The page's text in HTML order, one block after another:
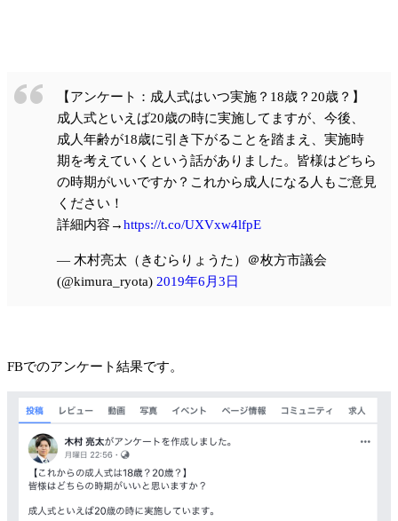
【アンケート：成人式はいつ実施？18歳？20歳？】
成人式といえば20歳の時に実施してますが、今後、
成人年齢が18歳に引き下がることを踏まえ、実施時
期を考えていくという話がありました。皆様はどちら
の時期がいいですか？これから成人になる人もご意見
ください！
詳細内容→https://t.co/UXVxw4lfpE
— 木村亮太（きむらりょうた）＠枚方市議会
(@kimura_ryota) 2019年6月3日
FBでのアンケート結果です。